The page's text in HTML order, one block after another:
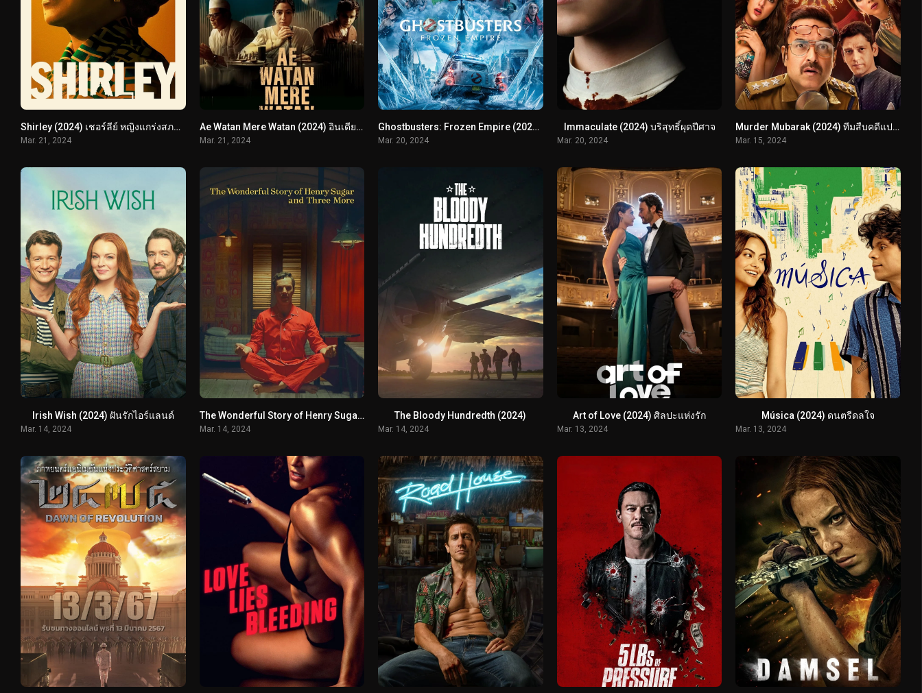
Shirley (2024) เชอร์ลีย์ หญิงแกร่งสภาเหล็ก
Mar. 21, 2024
Ae Watan Mere Watan (2024) อินเดียที่รัก
Mar. 21, 2024
Ghostbusters: Frozen Empire (2024) โกสต์บัสเตอร์ส มหันตภัยเมืองเยือกแข็ง
Mar. 20, 2024
Immaculate (2024) บริสุทธิ์ผุดปีศาจ
Mar. 20, 2024
Murder Mubarak (2024) ทีมสืบคดีแปลก
Mar. 15, 2024
Irish Wish (2024) ฝันรักไอร์แลนด์
Mar. 14, 2024
The Wonderful Story of Henry Sugar and Three More (2024) เรื่องเล่าหรรษาของเฮนรี่ ชูการ์ และอีกสามเรื่อง
Mar. 14, 2024
The Bloody Hundredth (2024)
Mar. 14, 2024
Art of Love (2024) ศิลปะแห่งรัก
Mar. 13, 2024
Música (2024) ดนตรีดลใจ
Mar. 13, 2024